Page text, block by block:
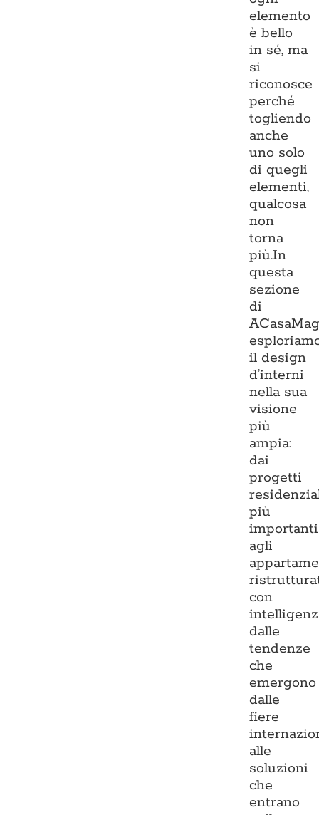
elemento
è bello
in sé, ma
si
riconosce
perché
togliendo
anche
uno solo
di quegli
elementi,
qualcosa
non
torna
più.In
questa
sezione
di
il design
d’interni
nella sua
visione
più
ampia:
dai
progetti
più
importanti
agli
con
dalle
tendenze
che
emergono
dalle
fiere
alle
soluzioni
che
entrano